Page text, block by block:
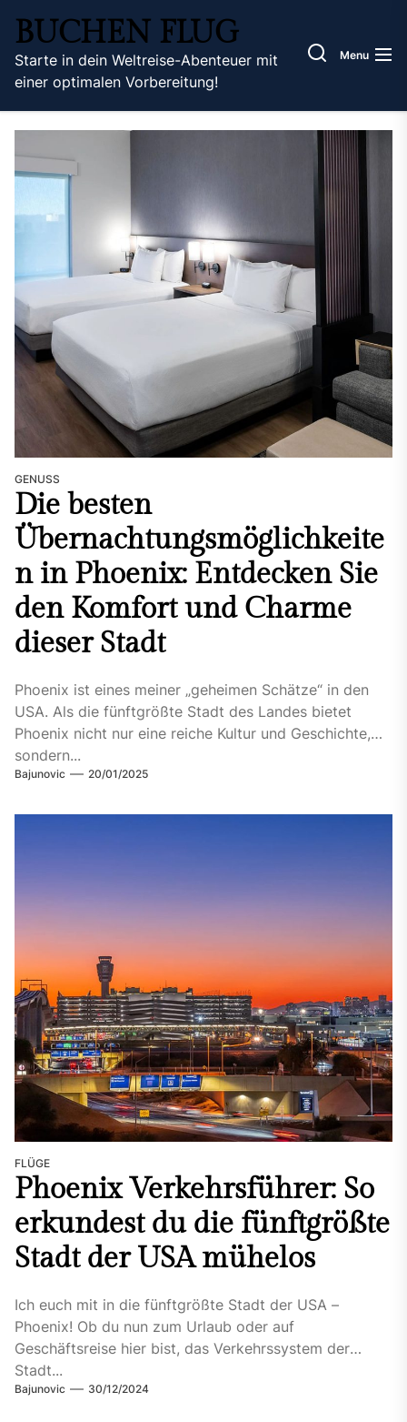
the
content
BUCHEN FLUG
Starte in dein Weltreise-Abenteuer mit
einer optimalen Vorbereitung!
Menu
GENUSS
Die besten
Übernachtungsmöglichkeite
n in Phoenix: Entdecken Sie
den Komfort und Charme
dieser Stadt
Phoenix ist eines meiner „geheimen Schätze“ in den
USA. Als die fünftgrößte Stadt des Landes bietet
Phoenix nicht nur eine reiche Kultur und Geschichte,
sondern...
Bajunovic 20/01/2025
FLÜGE
Phoenix Verkehrsführer: So
erkundest du die fünftgrößte
Stadt der USA mühelos
Ich euch mit in die fünftgrößte Stadt der USA –
Phoenix! Ob du nun zum Urlaub oder auf
Geschäftsreise hier bist, das Verkehrssystem der
Stadt...
Bajunovic 30/12/2024